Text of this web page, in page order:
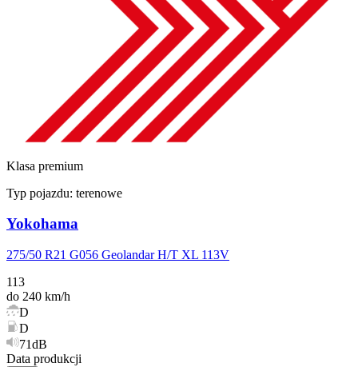
Klasa premium
Typ pojazdu: terenowe
Yokohama
275/50 R21 G056 Geolandar H/T XL 113V
113
do 240 km/h
D
D
71dB
Data produkcji